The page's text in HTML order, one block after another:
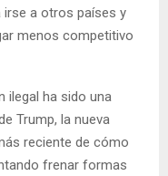
irse a otros países y
menos competitivo
ilegal ha sido una
Trump, la nueva
reciente de cómo
frenar formas